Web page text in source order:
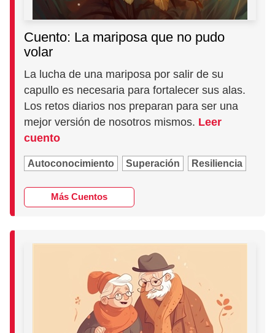
Cuento: La mariposa que no pudo
volar
La lucha de una mariposa por salir de su
capullo es necesaria para fortalecer sus alas.
Los retos diarios nos preparan para ser una
mejor versión de nosotros mismos. Leer
cuento
Autoconocimiento Superación Resiliencia
Más Cuentos